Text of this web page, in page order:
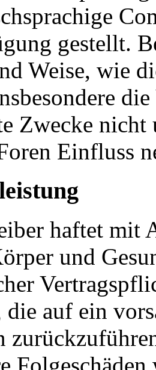
gestellt.
Weise, wie
Zwecke nicht
Einfluss
haftet mit
und
die auf ein
Folgeschäden